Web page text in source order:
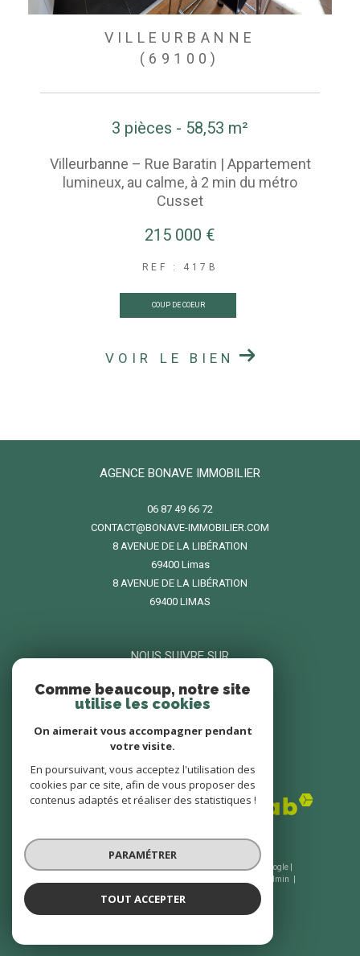
VILLEURBANNE
(69100)
3 pièces - 58,53 m²
Villeurbanne – Rue Baratin | Appartement
lumineux, au calme, à 2 min du métro
Cusset
215 000 €
REF : 417B
COUP DE COEUR
VOIR LE BIEN
AGENCE BONAVE IMMOBILIER
06 87 49 66 72
CONTACT@BONAVE-IMMOBILIER.COM
8 AVENUE DE LA LIBÉRATION
69400
limas
8 AVENUE DE LA LIBÉRATION
69400 LIMAS
NOUS SUIVRE SUR
ADHÉRENTS
© 2026 | Tous droits réservés | Traduction powered by Google |
Admin
Comme beaucoup, notre site
utilise les cookies
On aimerait vous accompagner pendant
votre visite.
En poursuivant, vous acceptez l'utilisation des
cookies par ce site, afin de vous proposer des
contenus adaptés et réaliser des statistiques !
PARAMÉTRER
TOUT ACCEPTER